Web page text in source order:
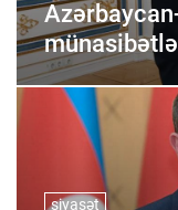
müzakirə
siyasət